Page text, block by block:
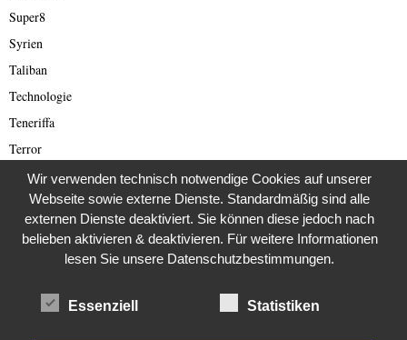
Super8
Syrien
Taliban
Technologie
Teneriffa
Terror
Tierbetrug
Tipp
Todesstrafe
Wir verwenden technisch notwendige Cookies auf unserer
Webseite sowie externe Dienste. Standardmäßig sind alle
externen Dienste deaktiviert. Sie können diese jedoch nach
belieben aktivieren & deaktivieren. Für weitere Informationen
lesen Sie unsere Datenschutzbestimmungen.
Essenziell Statistiken